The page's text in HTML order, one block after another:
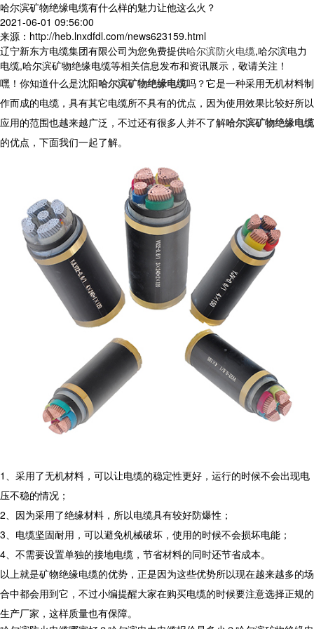
哈尔滨矿物绝缘电缆有什么样的魅力让他这么火？
2021-06-01 09:56:00
来源：http://heb.lnxdfdl.com/news623159.html
辽宁新东方电缆集团有限公司为您免费提供哈尔滨防火电缆,哈尔滨电力
电缆,哈尔滨矿物绝缘电缆等相关信息发布和资讯展示，敬请关注！
嘿！你知道什么是沈阳哈尔滨矿物绝缘电缆吗？它是一种采用无机材料制
作而成的电缆，具有其它电缆所不具有的优点，因为使用效果比较好所以
应用的范围也越来越广泛，不过还有很多人并不了解哈尔滨矿物绝缘电缆
的优点，下面我们一起了解。
1、采用了无机材料，可以让电缆的稳定性更好，运行的时候不会出现电
压不稳的情况；
2、因为采用了绝缘材料，所以电缆具有较好防爆性；
3、电缆坚固耐用，可以避免机械破坏，使用的时候不会损坏电能；
4、不需要设置单独的接地电缆，节省材料的同时还节省成本。
以上就是矿物绝缘电缆的优势，正是因为这些优势所以现在越来越多的场
合中都会用到它，不过小编提醒大家在购买电缆的时候要注意选择正规的
生产厂家，这样质量也有保障。